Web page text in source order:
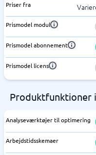
Priser fra
Prismodel modul
Prismodel abonnement
Prismodel licens
Produktfunktioner
Analyseværktøjer til optimering
Arbejdstidsskemaer